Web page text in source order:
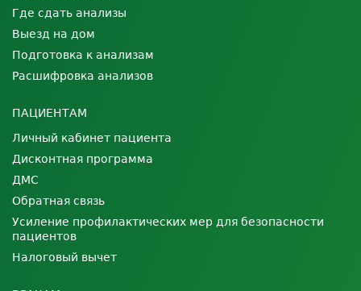
Где сдать анализы
Выезд на дом
Подготовка к анализам
Расшифровка анализов
ПАЦИЕНТАМ
Личный кабинет пациента
Дисконтная программа
ДМС
Обратная связь
Усиление профилактических мер для безопасности
пациентов
Налоговый вычет